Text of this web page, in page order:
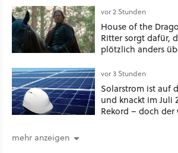
vor 2 Stunden
House of the
Ritter sorgt dafür,
plötzlich anders
Thrones denken
vor 3 Stunden
Solarstrom ist auf
und knackt im Juli
Rekord – doch der
mehr anzeigen